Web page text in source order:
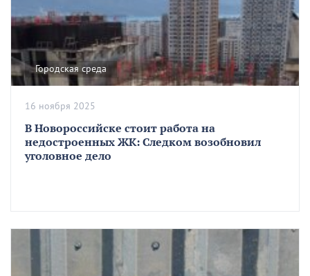
Городская среда
В Новороссийске стоит работа на
недостроенных ЖК: Следком возобновил
уголовное дело
16 ноября 2025